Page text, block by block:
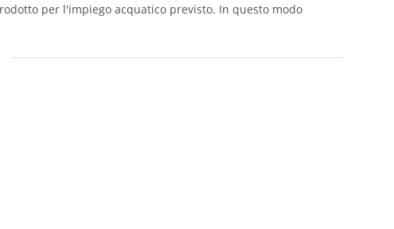
per l'impiego acquatico previsto. In questo modo